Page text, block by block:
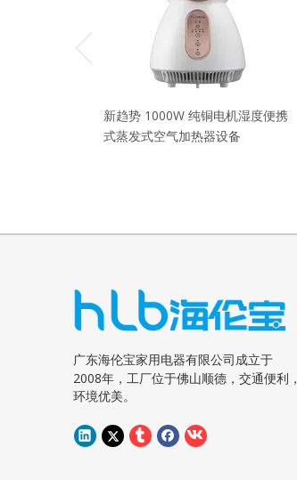
新趋势 1000W 纯铜电机湿度便携
式蒸发式空气加热器设备
广东海伦宝家用电器有限公司成立于
2008年，工厂位于佛山顺德，交通便利，
环境优美。